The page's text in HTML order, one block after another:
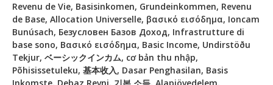
Revenu de Vie, Basisinkomen, Grundeinkommen, Revenu
de Base, Allocation Universelle, βασικό εισόδημα, Ioncam
Bunúsach, Безусловен Базов Доход, Infrastrutture di
base sono, Βασικό εισόδημα, Basic Income, Undirstöðu
Tekjur, ベーシックインカム, cơ bản thu nhập,
Põhisissetuleku, 基本收入, Dasar Penghasilan, Basis